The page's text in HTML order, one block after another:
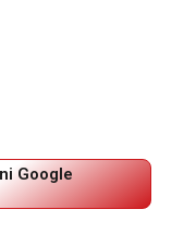
Google